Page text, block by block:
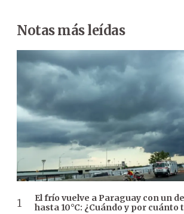
Notas más leídas
El frío vuelve a Paraguay con un
hasta 10°C: ¿Cuándo y por cuánto